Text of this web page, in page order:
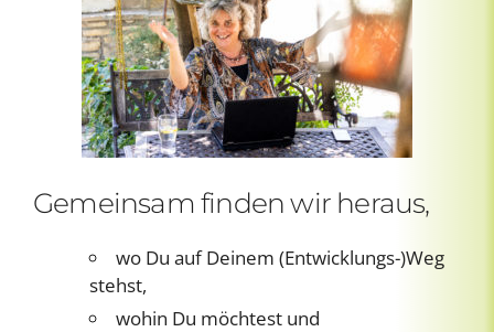
Gemeinsam finden wir heraus,
wo Du auf Deinem (Entwicklungs-)Weg
stehst,
wohin Du möchtest und